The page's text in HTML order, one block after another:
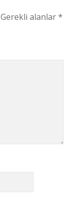
Gerekli alanlar*